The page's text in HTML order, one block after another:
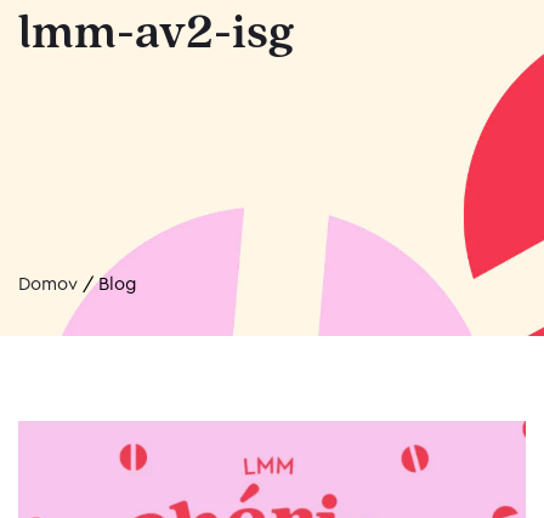
lmm-av2-isg
Domov /Blog